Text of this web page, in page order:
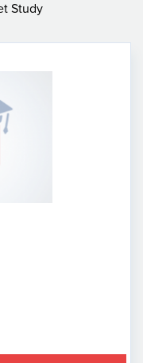
Study